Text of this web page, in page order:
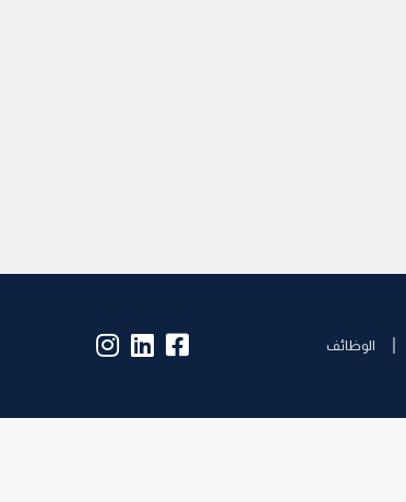
الوظائف fb:
lk:
insta: